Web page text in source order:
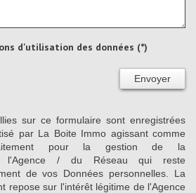
d'utilisation des données (*)
Envoyer
sur ce formulaire sont enregistrées
par La Boite Immo agissant comme
pour la gestion de la
l'Agence / du Réseau qui reste
de vos Données personnelles. La
repose sur l'intérêt légitime de l'Agence